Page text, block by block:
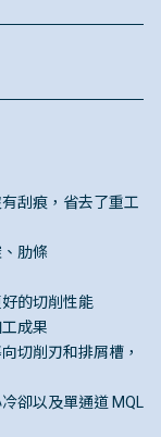
刮痕，省去了重工
肋條
的切削性能
成果
切削刃和排屑槽，
卻以及單通道 MQL